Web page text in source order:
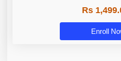
Rs
Enroll